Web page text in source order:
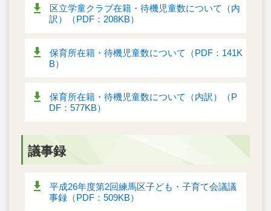
区立学童クラブ在籍・待機児童数について（内
訳）（PDF：208KB）
保育所在籍・待機児童数について（PDF：141K
B）
保育所在籍・待機児童数について（内訳）（P
DF：577KB）
議事録
平成26年度第2回練馬区子ども・子育て会議議
事録（PDF：509KB）